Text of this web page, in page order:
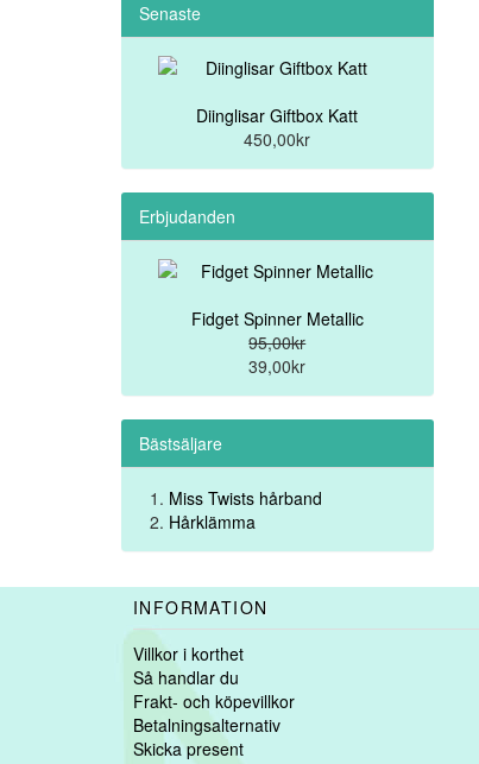
Senaste
Diinglisar Giftbox Katt
450,00kr
Erbjudanden
Fidget Spinner Metallic
95,00kr
39,00kr
Bästsäljare
Miss Twists hårband
Hårklämma
INFORMATION
Villkor i korthet
Så handlar du
Frakt- och köpevillkor
Betalningsalternativ
Skicka present